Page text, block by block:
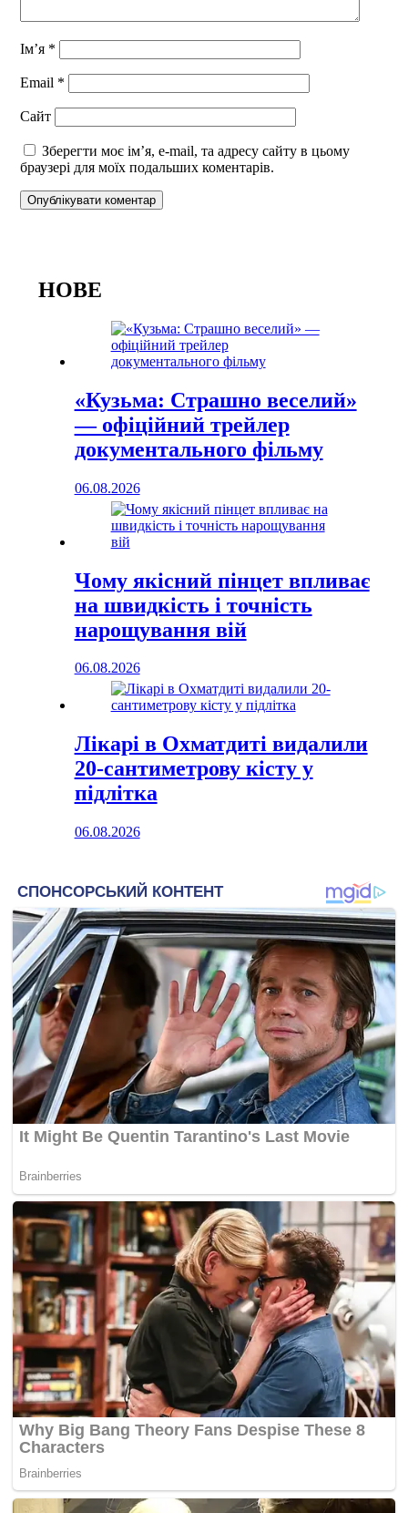
Ім’я *
Email *
Сайт
Зберегти моє ім’я, e-mail, та адресу сайту в цьому
браузері для моїх подальших коментарів.
НОВЕ
«Кузьма: Страшно веселий»
— офіційний трейлер
документального фільму
06.08.2026
Чому якісний пінцет впливає
на швидкість і точність
нарощування вій
06.08.2026
Лікарі в Охматдиті видалили
20-сантиметрову кісту у
підлітка
06.08.2026